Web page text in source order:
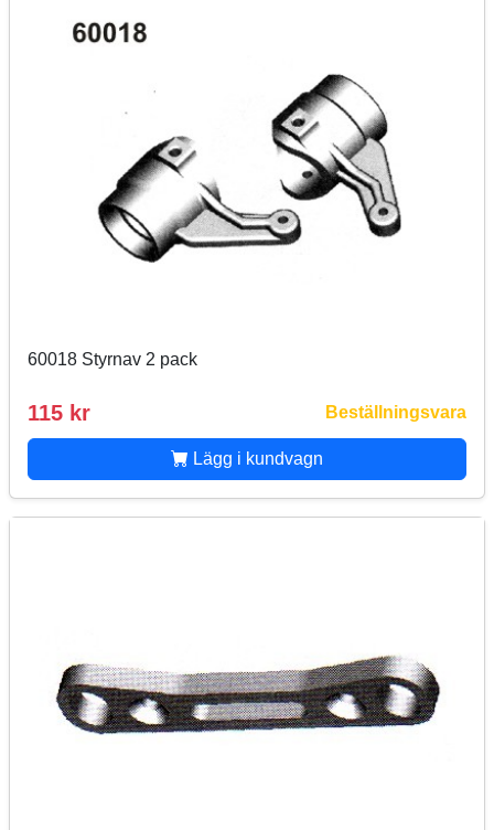
60018 Styrnav 2 pack
115 kr Beställningsvara
Lägg i kundvagn